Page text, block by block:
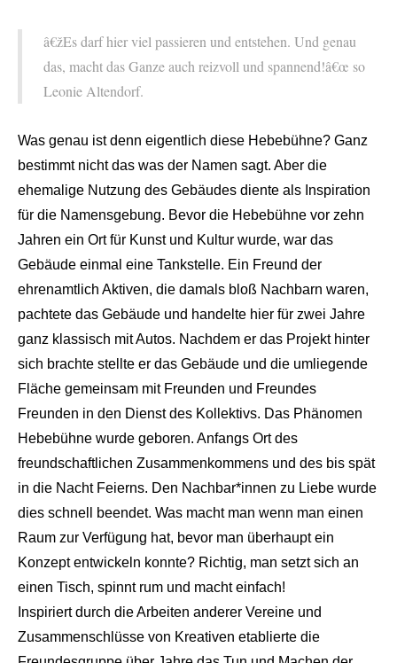
â€žEs darf hier viel passieren und entstehen. Und genau
das, macht das Ganze auch reizvoll und spannend!â€œ so
Leonie Altendorf.
Was genau ist denn eigentlich diese Hebebühne? Ganz
bestimmt nicht das was der Namen sagt. Aber die
ehemalige Nutzung des Gebäudes diente als Inspiration
für die Namensgebung. Bevor die Hebebühne vor zehn
Jahren ein Ort für Kunst und Kultur wurde, war das
Gebäude einmal eine Tankstelle. Ein Freund der
ehrenamtlich Aktiven, die damals bloß Nachbarn waren,
pachtete das Gebäude und handelte hier für zwei Jahre
ganz klassisch mit Autos. Nachdem er das Projekt hinter
sich brachte stellte er das Gebäude und die umliegende
Fläche gemeinsam mit Freunden und Freundes
Freunden in den Dienst des Kollektivs. Das Phänomen
Hebebühne wurde geboren. Anfangs Ort des
freundschaftlichen Zusammenkommens und des bis spät
in die Nacht Feierns. Den Nachbar*innen zu Liebe wurde
dies schnell beendet. Was macht man wenn man einen
Raum zur Verfügung hat, bevor man überhaupt ein
Konzept entwickeln konnte? Richtig, man setzt sich an
einen Tisch, spinnt rum und macht einfach!
Inspiriert durch die Arbeiten anderer Vereine und
Zusammenschlüsse von Kreativen etablierte die